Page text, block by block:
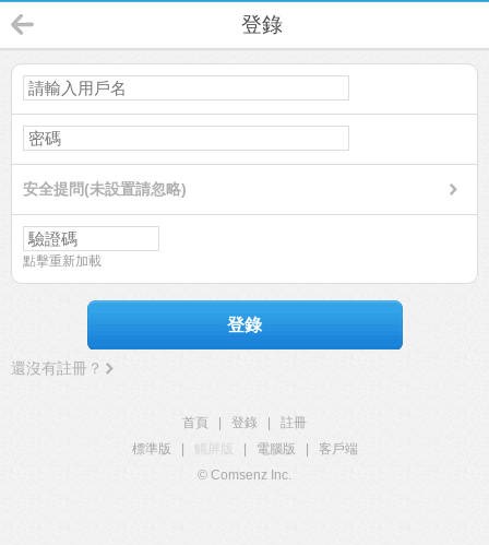
登錄
安全提問(未設置請忽略)
點擊重新加載
登錄
還沒有註冊？
首頁 登錄
註冊
標準版
觸屏版 電腦版
客戶端
© Comsenz Inc.